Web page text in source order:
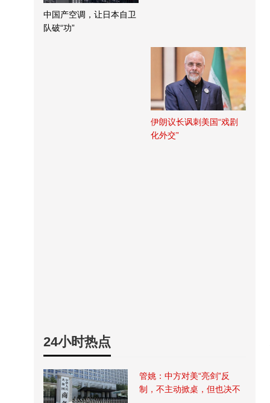
中国产空调，让日本自卫
队破“功”
伊朗议长讽刺美国“戏剧
化外交”
24小时热点
管姚：中方对美“亮剑”反
制，不主动掀桌，但也决不